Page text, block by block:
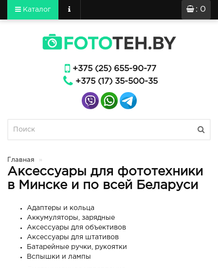
: 0
Каталог
+375 (25) 655-90-77
+375 (17) 35-500-35
Главная
Аксессуары для фототехники
в Минске и по всей Беларуси
Адаптеры и кольца
Аккумуляторы, зарядные
Аксессуары для объективов
Аксессуары для штативов
Батарейные ручки, рукоятки
Вспышки и лампы